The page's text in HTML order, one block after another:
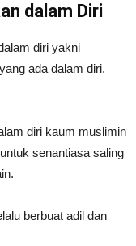
dalam Diri
diri yakni
ada dalam diri.
diri kaum muslimin
senantiasa saling
berbuat adil dan